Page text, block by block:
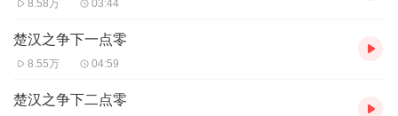
8.58万 03:44
楚汉之争下一点零
8.55万 04:59
楚汉之争下二点零